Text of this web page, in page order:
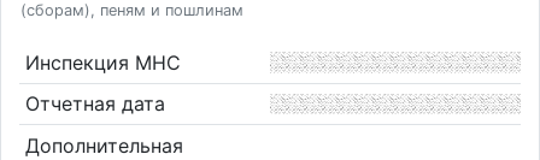
(сборам), пеням и пошлинам
Инспекция МНС
Отчетная дата
Дополнительная